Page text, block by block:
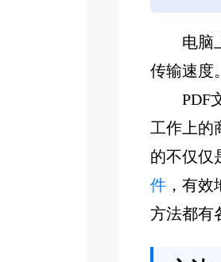
电脑
传输速度
PDF
工作上的
的不仅仅
件 ，有
方法都有